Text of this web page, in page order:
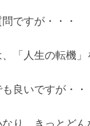
ですが・・・
「人生の転機
良いですが・・